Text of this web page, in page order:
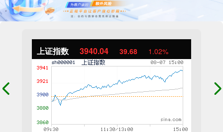
上证指数 3940.04 39.68 1.02%